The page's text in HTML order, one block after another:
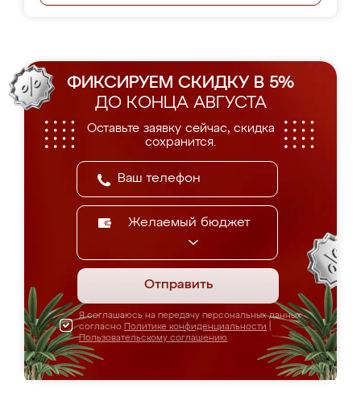
ФИКСИРУЕМ СКИДКУ В 5%
ДО КОНЦА АВГУСТА
Оставьте заявку сейчас, скидка
сохранится.
Желаемый бюджет
Отправить
Я соглашаюсь на передачу персональных данных
согласно Политике конфиденциальности
Пользовательскому соглашению